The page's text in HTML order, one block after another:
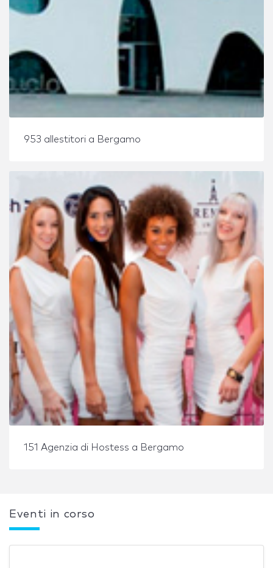
953 allestitori a Bergamo
151 Agenzia di Hostess a Bergamo
Eventi in corso